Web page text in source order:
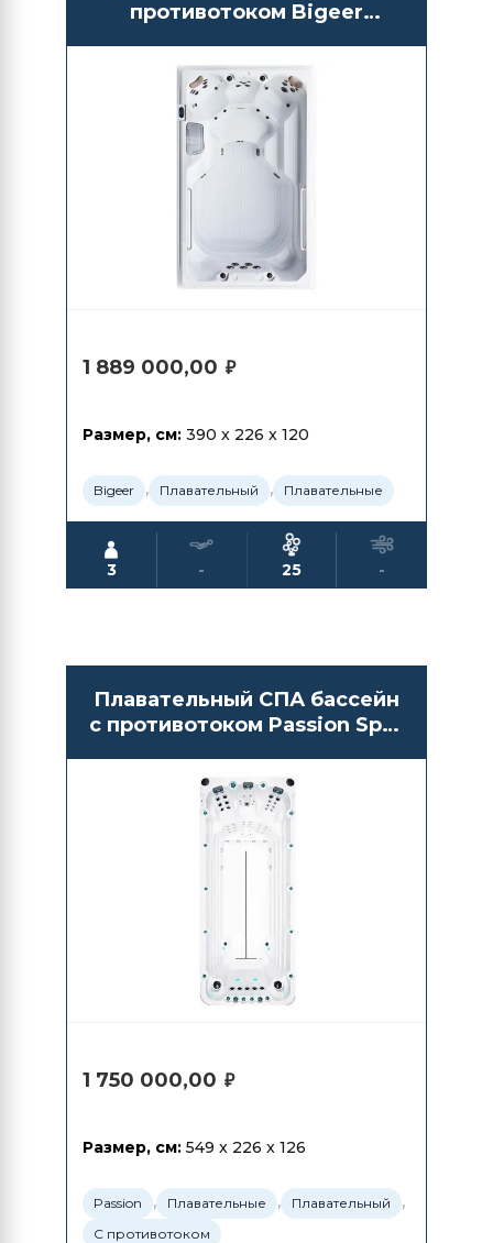
противотоком Bigeer
1 889 000,00 ₽
Размер, см: 390 x 226 x 120
Bigeer , Плавательный , Плавательные
3 - 25 -
Плавательный СПА бассейн
с противотоком Passion Spas
1 750 000,00 ₽
Размер, см: 549 x 226 x 126
Passion , Плавательные , Плавательный ,
С противотоком